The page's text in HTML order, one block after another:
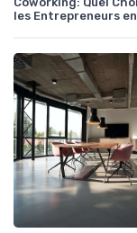
les Entrepreneurs